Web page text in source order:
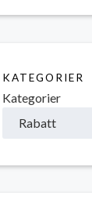
KATEGORIER
Kategorier